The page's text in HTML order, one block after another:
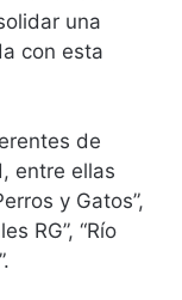
una
con esta
de
entre ellas
y Gatos”,
RG”, “Río